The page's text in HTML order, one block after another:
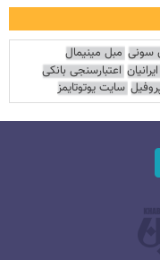
سونی مبل مینیمال
اعتبارسنجی بانکی
سایت یوتوتایمز